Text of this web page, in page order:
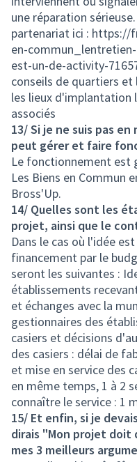
une réparation
partenariat ici : https://
en-
est-un-de-activity-
conseils de quartiers
les lieux d'implantation
associés
13/ Si je ne suis pas
peut gérer et faire
Le fonctionnement est
Les Biens en Commun
Bross'Up.
14/ Quelles sont les
projet, ainsi que le
Dans le cas où l'idée
financement par le
seront les suivantes :
établissements
et échanges avec la
gestionnaires des
casiers et décisions
des casiers : délai de
et mise en service des
en même temps, 1 à 2
connaître le service : 1
15/ Et enfin, si je
dirais "Mon projet doit
mes 3 meilleurs